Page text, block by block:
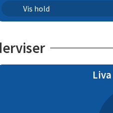
Jeg underviser i klassisk
det niveau, de er på.
Vis hold
Dressur | 12